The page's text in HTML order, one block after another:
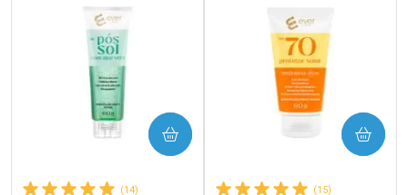
(14)
COMPRAR
(15)
COMPRAR